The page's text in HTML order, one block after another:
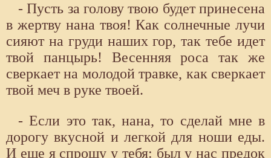
- Пусть за голову твою будет принесена
в жертву нана твоя! Как солнечные лучи
сияют на груди наших гор, так тебе идет
твой панцырь! Весенняя роса так же
сверкает на молодой травке, как сверкает
твой меч в руке твоей.
- Если это так, нана, то сделай мне в
дорогу вкусной и легкой для ноши еды.
И еще я спрошу у тебя: был у нас предок